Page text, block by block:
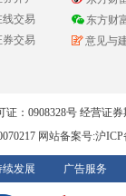
线交易
券交易
东方财
意见与
：0908328号 经营证
网站备案号:沪
续发展 广告服务